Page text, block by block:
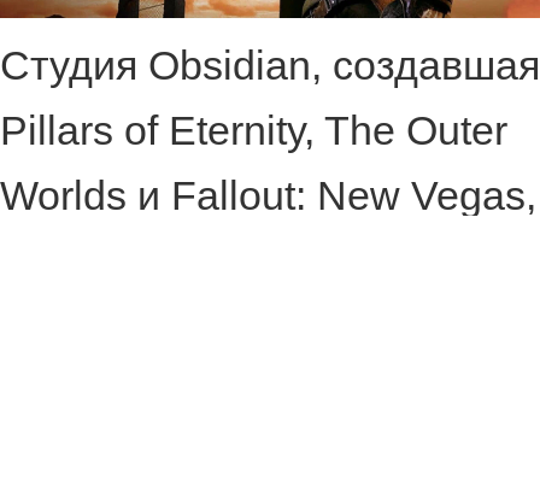
Студия Obsidian, создавшая
Pillars of Eternity, The Outer
Worlds и Fallout: New Vegas,